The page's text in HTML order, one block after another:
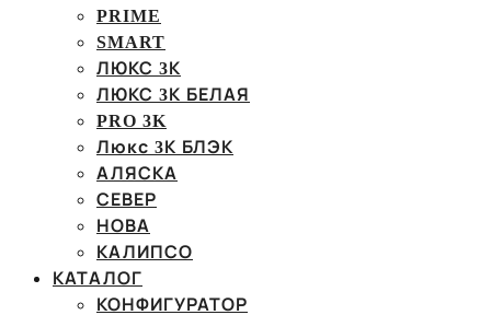
PRIME
SMART
ЛЮКС 3К
ЛЮКС 3К БЕЛАЯ
PRO 3K
Люкс 3К БЛЭК
АЛЯСКА
СЕВЕР
НОВА
КАЛИПСО
КАТАЛОГ
КОНФИГУРАТОР